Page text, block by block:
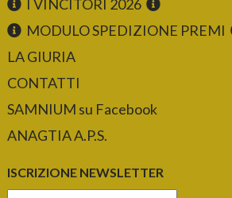
I VINCITORI 2026
MODULO SPEDIZIONE PREMI
LA GIURIA
CONTATTI
SAMNIUM su Facebook
ANAGTIA A.P.S.
ISCRIZIONE NEWSLETTER